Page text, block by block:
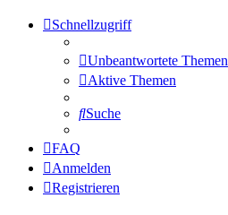
Schnellzugriff
Unbeantwortete Themen
Aktive Themen
Suche
FAQ
Anmelden
Registrieren